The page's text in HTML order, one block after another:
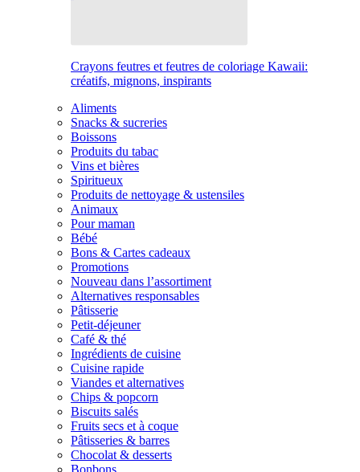
Crayons feutres et feutres de coloriage Kawaii:
créatifs, mignons, inspirants
Aliments
Snacks & sucreries
Boissons
Produits du tabac
Vins et bières
Spiritueux
Produits de nettoyage & ustensiles
Animaux
Pour maman
Bébé
Bons & Cartes cadeaux
Promotions
Nouveau dans l’assortiment
Alternatives responsables
Pâtisserie
Petit-déjeuner
Café & thé
Ingrédients de cuisine
Cuisine rapide
Viandes et alternatives
Chips & popcorn
Biscuits salés
Fruits secs et à coque
Pâtisseries & barres
Chocolat & desserts
Bonbons